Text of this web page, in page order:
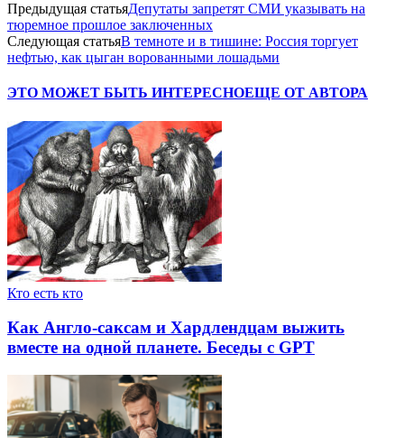
Предыдущая статьяДепутаты запретят СМИ указывать на
тюремное прошлое заключенных
Следующая статьяВ темноте и в тишине: Россия торгует
нефтью, как цыган ворованными лошадьми
ЭТО МОЖЕТ БЫТЬ ИНТЕРЕСНОЕЩЕ ОТ АВТОРА
Кто есть кто
Как Англо-саксам и Хардлендцам выжить
вместе на одной планете. Беседы с GPT